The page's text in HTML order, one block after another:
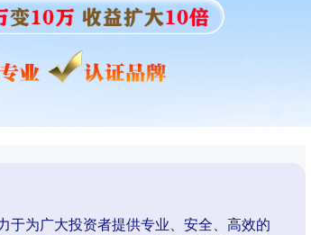
于为广大投资者提供专业、安全、高效的